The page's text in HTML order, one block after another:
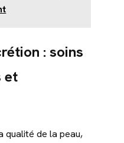
: soins
et
qualité de la peau,